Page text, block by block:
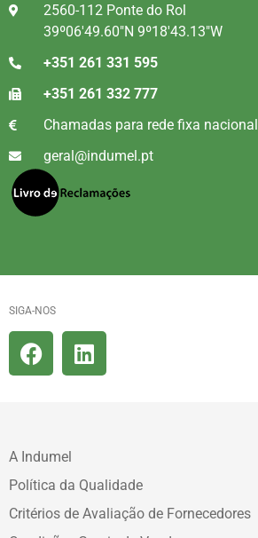
2560-112 Ponte do Rol
39º06'49.60"N 9º18'43.13"W
+351 261 331 595
+351 261 332 777
Chamadas para rede fixa nacional
geral@indumel.pt
SIGA-NOS
A Indumel
Política da Qualidade
Critérios de Avaliação de Fornecedores